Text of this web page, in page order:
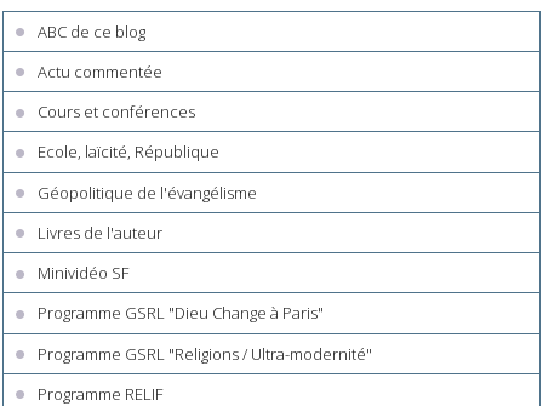
ABC de ce blog
Actu commentée
Cours et conférences
Ecole, laïcité, République
Géopolitique de l'évangélisme
Livres de l'auteur
Minividéo SF
Programme GSRL "Dieu Change à Paris"
Programme GSRL "Religions / Ultra-modernité"
Programme RELIF